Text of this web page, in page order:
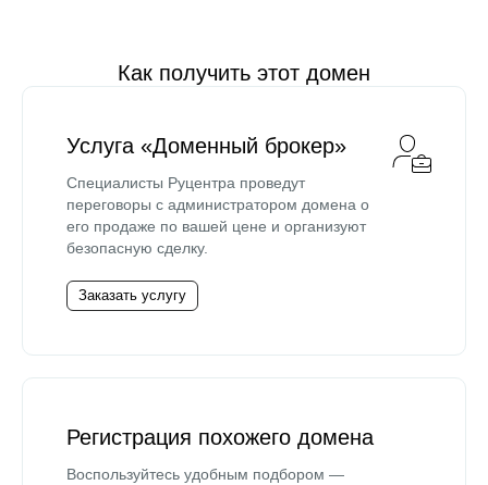
Как получить этот домен
Услуга «Доменный брокер»
Специалисты Руцентра проведут
переговоры с администратором домена о
его продаже по вашей цене и организуют
безопасную сделку.
Заказать услугу
Регистрация похожего домена
Воспользуйтесь удобным подбором —